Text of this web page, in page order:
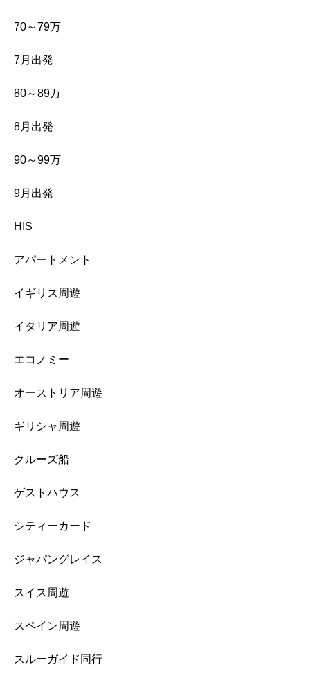
70～79万
7月出発
80～89万
8月出発
90～99万
9月出発
HIS
アパートメント
イギリス周遊
イタリア周遊
エコノミー
オーストリア周遊
ギリシャ周遊
クルーズ船
ゲストハウス
シティーカード
ジャパングレイス
スイス周遊
スペイン周遊
スルーガイド同行